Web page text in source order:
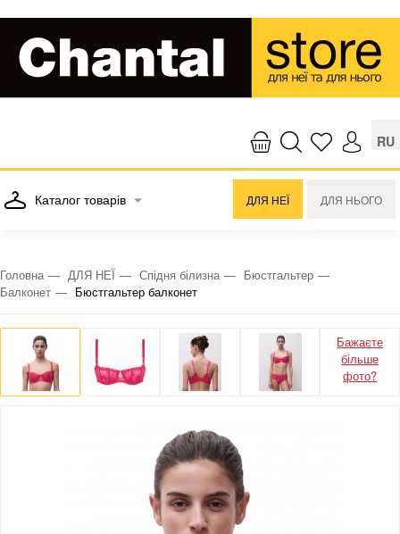
RU
Каталог товарів ДЛЯ НЕЇ ДЛЯ НЬОГО
Головна ДЛЯ НЕЇ Спідня білизна
Бюстгальтер
Балконет
Бюстгальтер балконет
Бажаєте
більше
фото?